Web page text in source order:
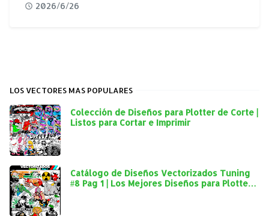
2026/6/26
LOS VECTORES MAS POPULARES
Colección de Diseños para Plotter de Corte |
Listos para Cortar e Imprimir
Catálogo de Diseños Vectorizados Tuning
#8 Pag 1 | Los Mejores Diseños para Plotter